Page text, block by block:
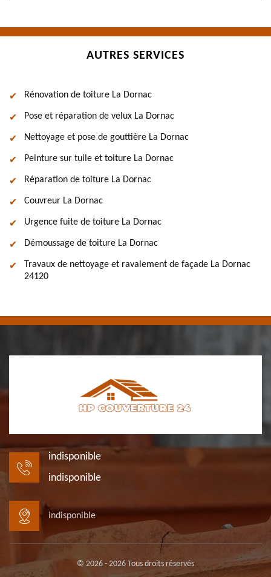
AUTRES SERVICES
Rénovation de toiture La Dornac
Pose et réparation de velux La Dornac
Nettoyage et pose de gouttière La Dornac
Peinture sur tuile et toiture La Dornac
Réparation de toiture La Dornac
Couvreur La Dornac
Urgence fuite de toiture La Dornac
Démoussage de toiture La Dornac
Travaux de nettoyage et ravalement de façade La Dornac
24120
indisponible
indisponible
indisponible
© 2026 - 2026 Tous droits réservés